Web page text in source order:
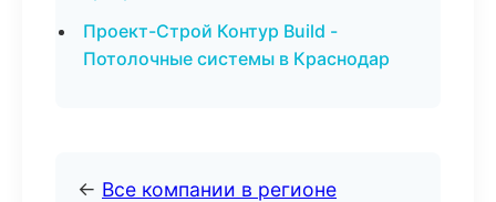
Проект-Строй Контур Build -
Потолочные системы в Краснодар
← Все компании в регионе